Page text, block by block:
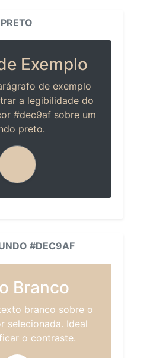
Exemplo
de exemplo
a legibilidade do
#dec9af sobre um
preto.
#DEC9AF
Branco
branco sobre o
selecionada. Ideal
o contraste.